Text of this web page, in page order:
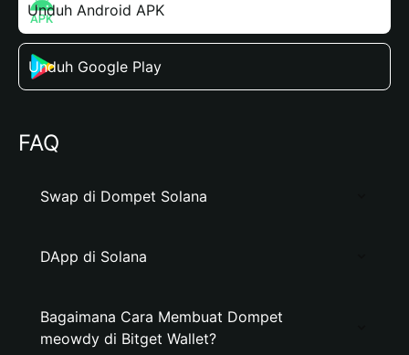
Unduh Android APK
Unduh Google Play
FAQ
Swap di Dompet Solana
DApp di Solana
Bagaimana Cara Membuat Dompet
meowdy di Bitget Wallet?